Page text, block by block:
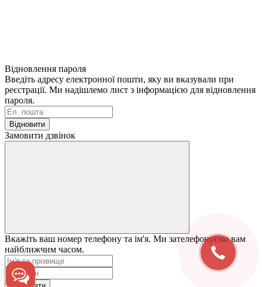
Відновлення пароля
Введіть адресу електронної пошти, яку ви вказували при
реєстрації. Ми надішлемо лист з інформацією для відновлення
пароля.
Відновити
Замовити дзвінок
Вкажіть ваш номер телефону та ім'я. Ми зателефонуємо вам
найближчим часом.